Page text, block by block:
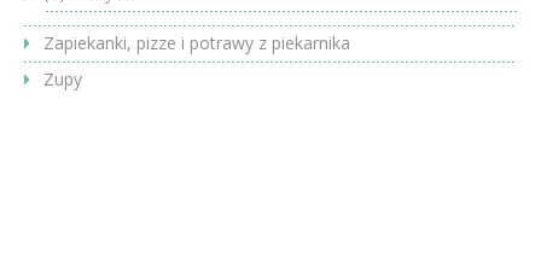
Zapiekanki, pizze i potrawy z piekarnika
Zupy